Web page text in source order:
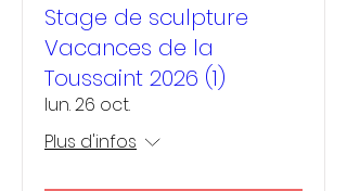
Stage de sculpture
Vacances de la
Toussaint 2026 (1)
lun. 26 oct.
Plus d'infos